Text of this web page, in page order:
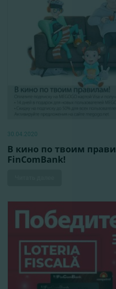
30.04.2020
В кино по твоим
FinComBank!